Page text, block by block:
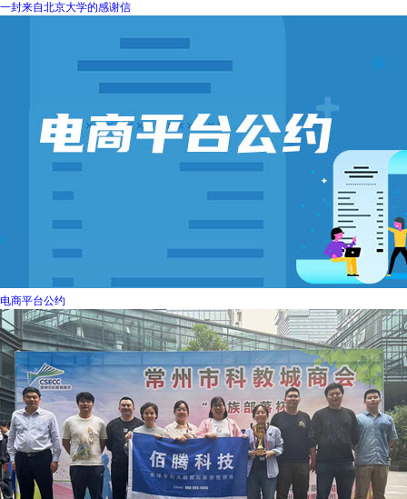
一封来自北京大学的感谢信
电商平台公约